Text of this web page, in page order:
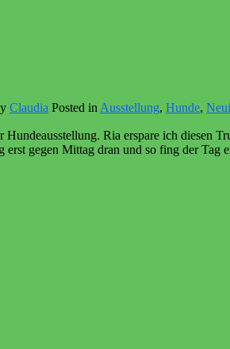
Claudia Posted in Ausstellung, Hunde,
Ria erspare ich diesen
erst gegen Mittag dran und so fing der Tag